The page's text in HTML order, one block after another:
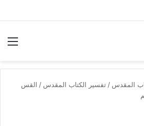
المقدس / تفسير الكتاب المقدس / القس